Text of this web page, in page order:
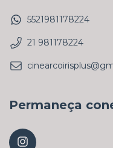
5521981178224
21 981178224
Permaneça